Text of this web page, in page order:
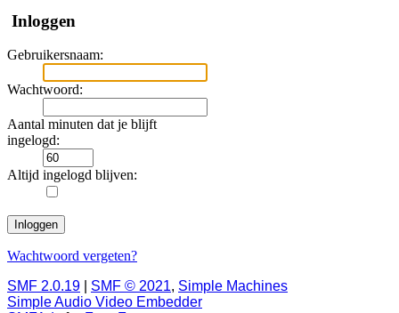
Inloggen
Gebruikersnaam:
Wachtwoord:
Aantal minuten dat je blijft
ingelogd:
Altijd ingelogd blijven:
Wachtwoord vergeten?
SMF 2.0.19
SMF © 2021, Simple Machines
Simple Audio Video Embedder